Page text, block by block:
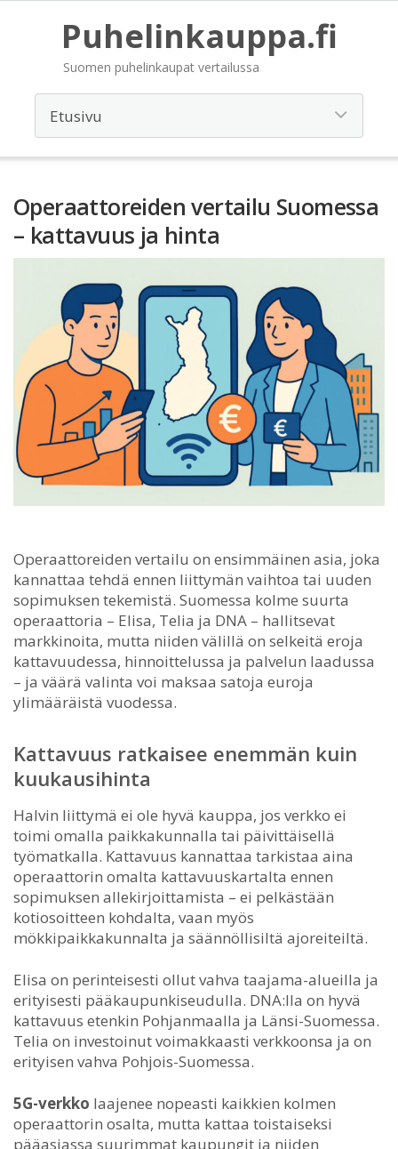
Puhelinkauppa.fi
Suomen puhelinkaupat vertailussa
Operaattoreiden vertailu Suomessa
– kattavuus ja hinta
Operaattoreiden vertailu on ensimmäinen asia, joka
kannattaa tehdä ennen liittymän vaihtoa tai uuden
sopimuksen tekemistä. Suomessa kolme suurta
operaattoria – Elisa, Telia ja DNA – hallitsevat
markkinoita, mutta niiden välillä on selkeitä eroja
kattavuudessa, hinnoittelussa ja palvelun laadussa
– ja väärä valinta voi maksaa satoja euroja
ylimääräistä vuodessa.
Kattavuus ratkaisee enemmän kuin
kuukausihinta
Halvin liittymä ei ole hyvä kauppa, jos verkko ei
toimi omalla paikkakunnalla tai päivittäisellä
työmatkalla. Kattavuus kannattaa tarkistaa aina
operaattorin omalta kattavuuskartalta ennen
sopimuksen allekirjoittamista – ei pelkästään
kotiosoitteen kohdalta, vaan myös
mökkipaikkakunnalta ja säännöllisiltä ajoreiteiltä.
Elisa on perinteisesti ollut vahva taajama-alueilla ja
erityisesti pääkaupunkiseudulla. DNA:lla on hyvä
kattavuus etenkin Pohjanmaalla ja Länsi-Suomessa.
Telia on investoinut voimakkaasti verkkoonsa ja on
erityisen vahva Pohjois-Suomessa.
5G-verkko laajenee nopeasti kaikkien kolmen
operaattorin osalta, mutta kattaa toistaiseksi
pääasiassa suurimmat kaupungit ja niiden